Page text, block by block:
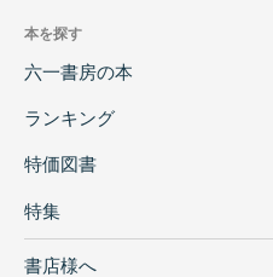
本を探す
六一書房の本
ランキング
特価図書
特集
書店様へ